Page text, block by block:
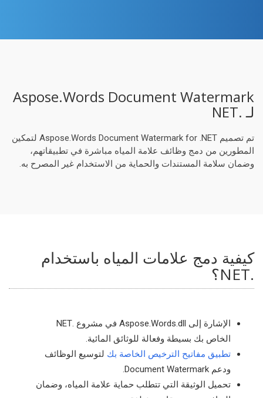
Aspose.Words Document Watermark
لـ .NET
تم تصميم Aspose.Words Document Watermark for .NET لتمكين
المطورين من دمج وظائف علامة المياه مباشرة في تطبيقاتهم،
وضمان سلامة المستندات والحماية من الاستخدام غير المصرح به.
كيفية دمج علامات المياه باستخدام
.NET؟
الإشارة إلى Aspose.Words.dll في مشروع .NET
الخاص بك بسيطة وفعالة للوثائق المائية.
تطبيق مفاتيح الترخيص الخاصة بك لتوسيع الوظائف
ودعم Document Watermark.
تحميل الوثيقة التي تتطلب حماية علامة المياه، وضمان